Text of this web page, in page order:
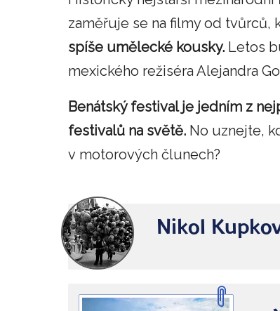
zaměřuje se na filmy od tvůrců,
spíše umělecké kousky. Letos
mexického režiséra Alejandra
Benátský festival je jedním z
festivalů na světě. No uznejte,
v motorových člunech?
Nikol